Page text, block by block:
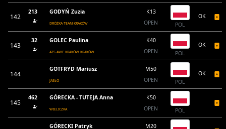
142
213 GODYŃ Zuzia
DRÓŻKA TEAM KRAKÓW
K13
OPEN
POL
OK
143
32 GOLEC Paulina
AZS AWF KRAKÓW KRAKÓW
K40
OPEN
POL
OK
144
GOTFRYD Mariusz
JASŁO
M50
OPEN
POL
OK
145
462 GÓRECKA - TUTEJA Anna
WIELICZKA
K50
OPEN
POL
GÓRECKI Patryk
M20